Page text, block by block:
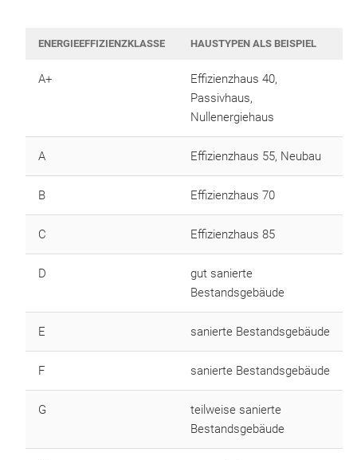
ENERGIEEFFIZIENZKLASSE HAUSTYPEN ALS BEISPIEL
A+
Effizienzhaus 40,
Passivhaus,
Nullenergiehaus
A Effizienzhaus 55, Neubau
B Effizienzhaus 70
C Effizienzhaus 85
D
gut sanierte
Bestandsgebäude
E sanierte Bestandsgebäude
F sanierte Bestandsgebäude
G
teilweise sanierte
Bestandsgebäude